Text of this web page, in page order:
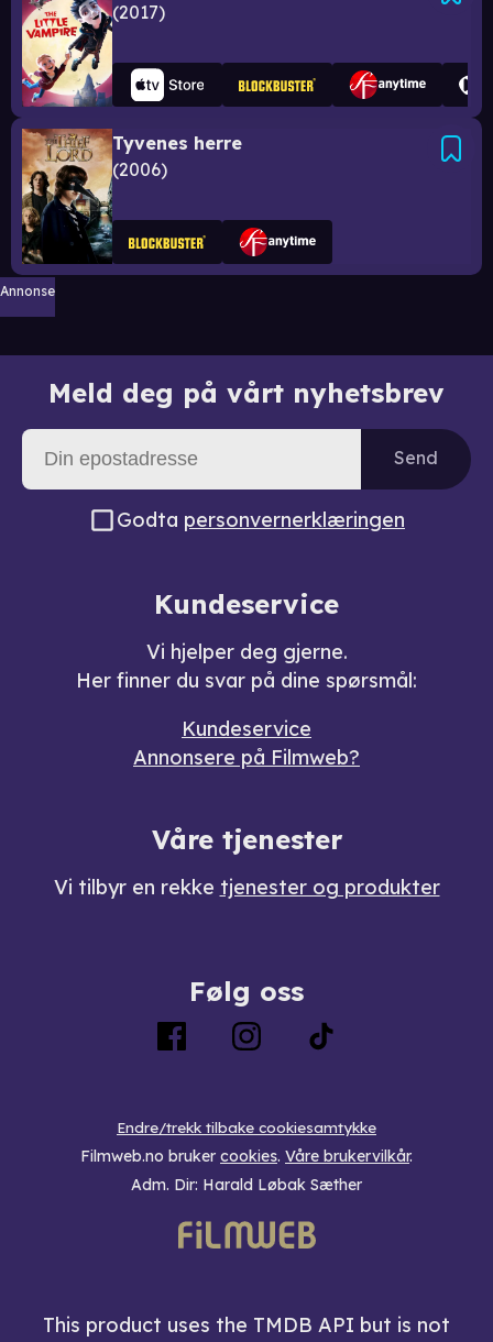
2017
Tyvenes herre
2006
Annonse
Meld deg på vårt nyhetsbrev
Send
Godta personvernerklæringen
Kundeservice
Vi hjelper deg gjerne.
Her finner du svar på dine spørsmål:
Kundeservice
Annonsere på Filmweb?
Våre tjenester
Vi tilbyr en rekke tjenester og produkter
Følg oss
Endre/trekk tilbake cookiesamtykke
Filmweb.no bruker cookies. Våre brukervilkår.
Adm. Dir: Harald Løbak Sæther
This product uses the TMDB API but is not